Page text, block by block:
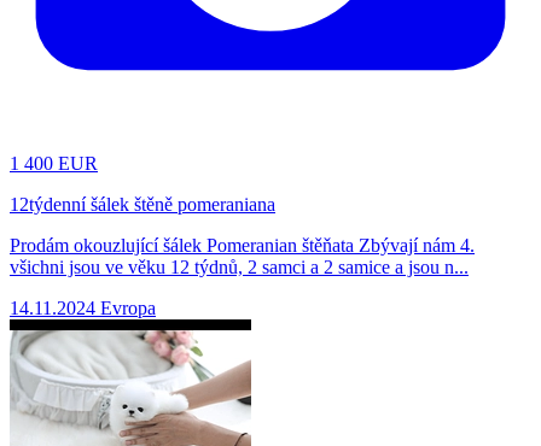
1 400 EUR
12týdenní šálek štěně pomeraniana
Prodám okouzlující šálek Pomeranian štěňata Zbývají nám 4.
všichni jsou ve věku 12 týdnů, 2 samci a 2 samice a jsou n...
14.11.2024 Evropa